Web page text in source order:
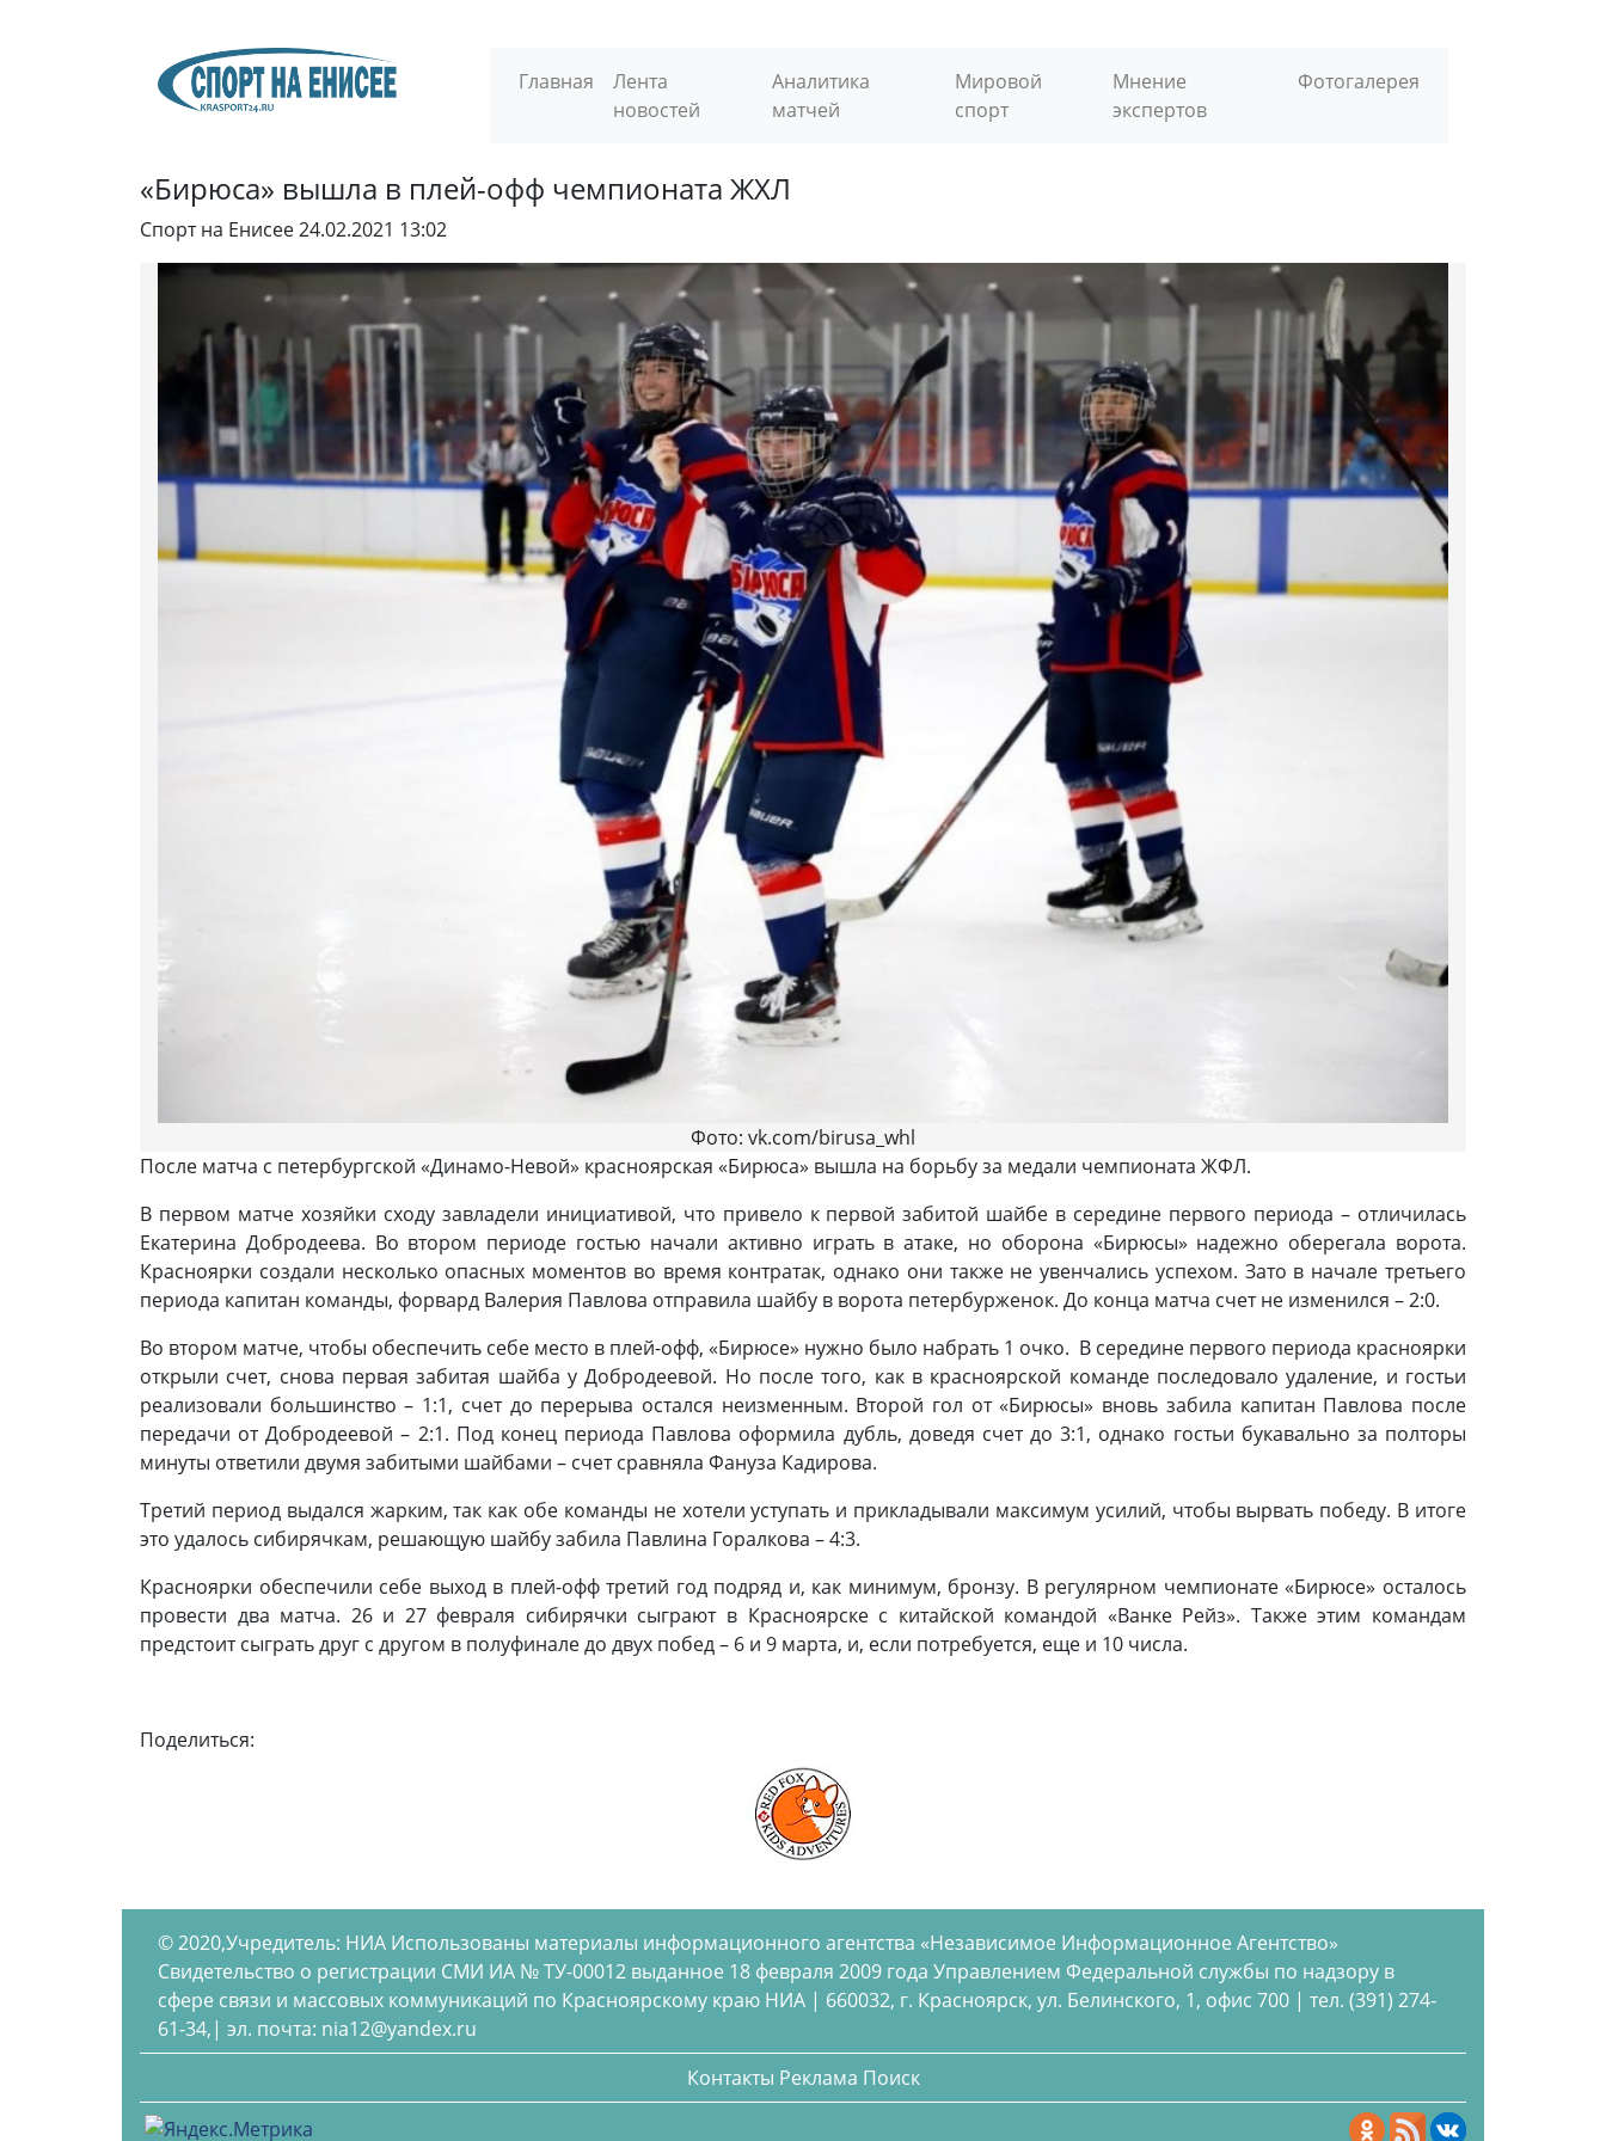
Главная
Лента
новостей
Аналитика
матчей
Мировой
спорт
Мнение
экспертов
Фотогалерея
«Бирюса» вышла в плей-офф чемпионата ЖХЛ
Спорт на Енисее24.02.2021 13:02
Фото: vk.com/birusa_whl
После матча с петербургской «Динамо-Невой» красноярская «Бирюса» вышла на борьбу за медали чемпионата ЖФЛ.
В первом матче хозяйки сходу завладели инициативой, что привело к первой забитой шайбе в середине первого периода – отличилась
Екатерина Добродеева. Во втором периоде гостью начали активно играть в атаке, но оборона «Бирюсы» надежно оберегала ворота.
Красноярки создали несколько опасных моментов во время контратак, однако они также не увенчались успехом. Зато в начале третьего
периода капитан команды, форвард Валерия Павлова отправила шайбу в ворота петербурженок. До конца матча счет не изменился – 2:0.
Во втором матче, чтобы обеспечить себе место в плей-офф, «Бирюсе» нужно было набрать 1 очко. В середине первого периода красноярки
открыли счет, снова первая забитая шайба у Добродеевой. Но после того, как в красноярской команде последовало удаление, и гостьи
реализовали большинство – 1:1, счет до перерыва остался неизменным. Второй гол от «Бирюсы» вновь забила капитан Павлова после
передачи от Добродеевой – 2:1. Под конец периода Павлова оформила дубль, доведя счет до 3:1, однако гостьи букавально за полторы
минуты ответили двумя забитыми шайбами – счет сравняла Фануза Кадирова.
Третий период выдался жарким, так как обе команды не хотели уступать и прикладывали максимум усилий, чтобы вырвать победу. В итоге
это удалось сибирячкам, решающую шайбу забила Павлина Горалкова – 4:3.
Красноярки обеспечили себе выход в плей-офф третий год подряд и, как минимум, бронзу. В регулярном чемпионате «Бирюсе» осталось
провести два матча. 26 и 27 февраля сибирячки сыграют в Красноярске с китайской командой «Ванке Рейз». Также этим командам
предстоит сыграть друг с другом в полуфинале до двух побед – 6 и 9 марта, и, если потребуется, еще и 10 числа.
Поделиться:
© 2020,Учредитель: НИА Использованы материалы информационного агентства «Независимое Информационное Агентство»
Свидетельство о регистрации СМИ ИА № ТУ-00012 выданное 18 февраля 2009 года Управлением Федеральной службы по надзору в
сфере связи и массовых коммуникаций по Красноярскому краю НИА | 660032, г. Красноярск, ул. Белинского, 1, офис 700 | тел. (391) 274-
61-34,| эл. почта: nia12@yandex.ru
Контакты Реклама Поиск